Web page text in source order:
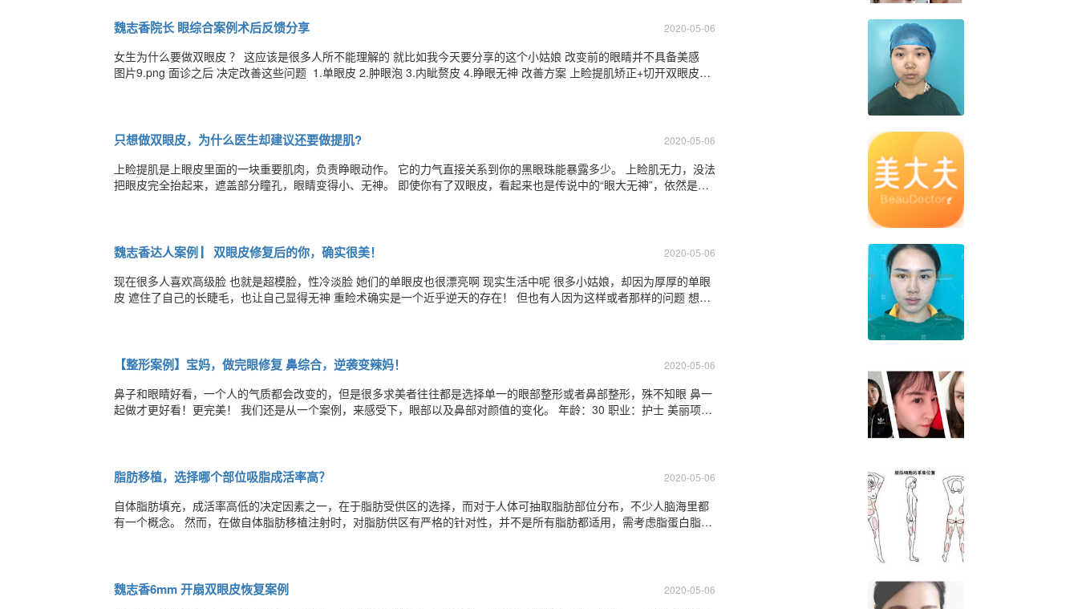
魏志香院长 眼综合案例术后反馈分享 2020-05-06
女生为什么要做双眼皮 ？ 这应该是很多人所不能理解的 就比如我今天要分享的这个小姑娘 改变前的眼睛并不具备美感
图片9.png 面诊之后 决定改善这些问题 1.单眼皮 2.肿眼泡 3.内眦赘皮 4.睁眼无神 改善方案 上睑提肌矫正+切开双眼皮
只想做双眼皮，为什么医生却建议还要做提肌? 2020-05-06
上睑提肌是上眼皮里面的一块重要肌肉，负责睁眼动作。 它的力气直接关系到你的黑眼珠能暴露多少。 上睑肌无力，没法
把眼皮完全抬起来，遮盖部分瞳孔，眼睛变得小、无神。 即使你有了双眼皮，看起来也是传说中的“眼大无神”，依然是得
魏志香达人案例 ▏双眼皮修复后的你，确实很美！ 2020-05-06
​​现在很多人喜欢高级脸 也就是超模脸，性冷淡脸 她们的单眼皮也很漂亮啊 现实生活中呢 很多小姑娘，却因为厚厚的单眼
皮 遮住了自己的长睫毛，也让自己显得无神 重睑术确实是一个近乎逆天的存在！ 但也有人因为这样或者那样的问题 想要
【整形案例】宝妈，做完眼修复 鼻综合，逆袭变辣妈！ 2020-05-06
鼻子和眼睛好看，一个人的气质都会改变的，但是很多求美者往往都是选择单一的眼部整形或者鼻部整形，殊不知眼 鼻一
起做才更好看！更完美！ 我们还是从一个案例，来感受下，眼部以及鼻部对颜值的变化。 年龄：30 职业：护士 美丽项
脂肪移植，选择哪个部位吸脂成活率高？ 2020-05-06
自体脂肪填充，成活率高低的决定因素之一，在于脂肪受供区的选择，而对于人体可抽取脂肪部位分布，不少人脑海里都
有一个概念。 然而，在做自体脂肪移植注射时，对脂肪供区有严格的针对性，并不是所有脂肪都适用，需考虑脂蛋白脂肪
魏志香6mm 开扇双眼皮恢复案例 2020-05-06